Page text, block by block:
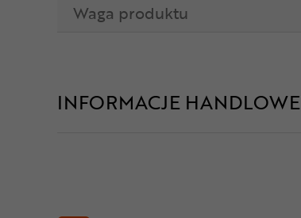
Waga produktu
INFORMACJE HANDLOWE